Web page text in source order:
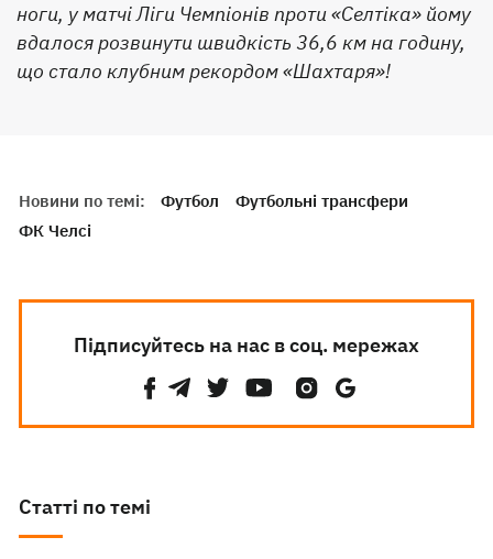
ноги, у матчі Ліги Чемпіонів проти «Селтіка» йому
вдалося розвинути швидкість 36,6 км на годину,
що стало клубним рекордом «Шахтаря»!
Новини по темі: Футбол
Футбольні трансфери
ФК Челсі
Підписуйтесь на нас в соц. мережах
Статті по темі